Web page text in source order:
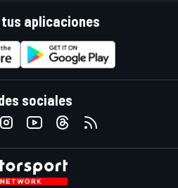
aplicaciones
sociales